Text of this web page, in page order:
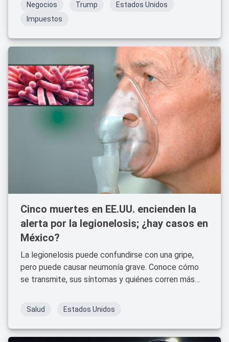
Negocios
Trump
Estados Unidos
Impuestos
Cinco muertes en EE.UU. encienden la
alerta por la legionelosis; ¿hay casos en
México?
La legionelosis puede confundirse con una gripe,
pero puede causar neumonía grave. Conoce cómo
se transmite, sus síntomas y quiénes corren más
Salud Estados Unidos